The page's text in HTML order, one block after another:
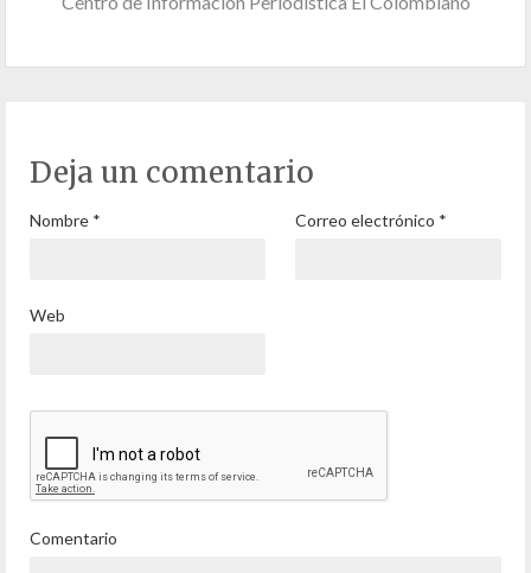
Deja un comentario
Nombre * Correo electrónico *
Web
Comentario